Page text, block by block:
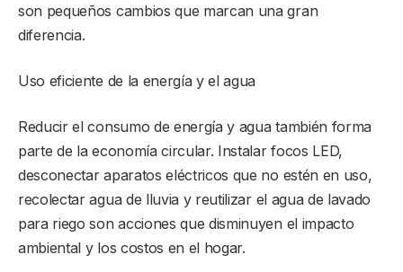
son pequeños cambios que marcan una gran
diferencia.
Uso eficiente de la energía y el agua
Reducir el consumo de energía y agua también forma
parte de la economía circular. Instalar focos LED,
desconectar aparatos eléctricos que no estén en uso,
recolectar agua de lluvia y reutilizar el agua de lavado
para riego son acciones que disminuyen el impacto
ambiental y los costos en el hogar.